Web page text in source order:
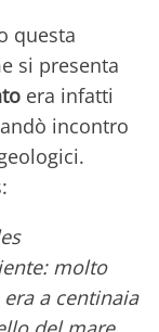
questa
si presenta
era infatti
incontro
molto
a centinaia